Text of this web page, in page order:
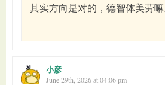
其实方向是对的，德智体美劳嘛
小彦
June 29th, 2026 at 04:06 pm